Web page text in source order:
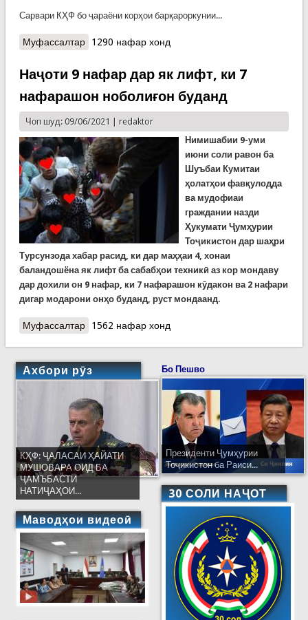
Сарвари КҲФ бо ҷараёни корҳои барқароркунии...
Муфассалтаро Боздиди навбатии генерал Назарзода аз
1290 нафар хонд
Наҷоти 9 нафар дар як лифт, ки 7
нафарашон ноболиғон буданд
Чоп шуд: 09/06/2021 | redaktor
Нимишабии 9-уми
июни соли равон ба
Шуъбаи Кумитаи
ҳолатҳои фавқулодда
ва мудофиаи
граждании назди
Ҳукумати Ҷумҳурии
Тоҷикистон дар шаҳри
Турсунзода хабар расид, ки дар маҳҳаи 4, хонаи
баландошёна як лифт ба сабабҳои техникӣ аз кор мондаву
дар дохили он 9 нафар, ки 7 нафарашон кӯдакон ва 2 нафари
дигар модарони онҳо буданд, руст мондаанд.
Муфассалтаро Наҷоти 9 нафар дар як лифт, ки 7 нафарашон
1562 нафар хонд
Ахбори рӯз
КҲФ: ҶАЛАСАИ ҲАЙАТИ
МУШОВАРА ОИД БА
ҶАМЪБАСТИ
НАТИҶАҲОИ...
Маводҳои видеоӣ
Бо Пешво
Президенти Ҷумҳурии
Тоҷикистон ба Раиси...
30 СОЛИ НАҶОТ